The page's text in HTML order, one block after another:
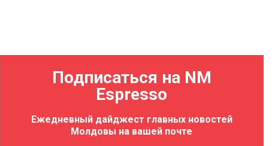
Подписаться на NM
Espresso
Ежедневный дайджест главных новостей
Молдовы на вашей почте